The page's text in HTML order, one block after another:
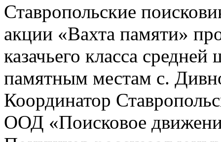
Ставропольские
акции «Вахта памяти»
казачьего класса
памятным местам с.
Координатор
ООД «Поисковое